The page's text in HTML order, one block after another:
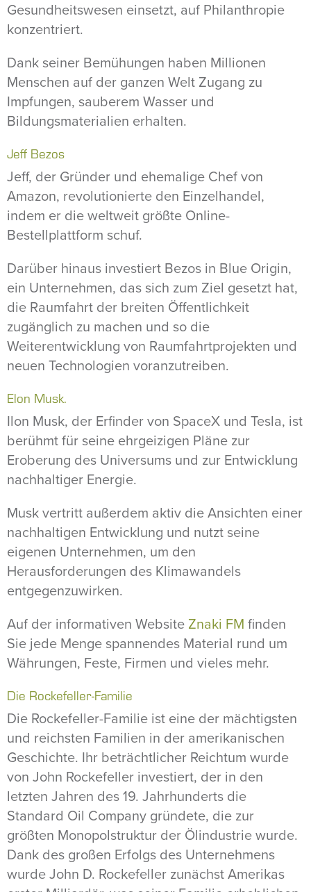
Gesundheitswesen einsetzt, auf Philanthropie
konzentriert.
Dank seiner Bemühungen haben Millionen
Menschen auf der ganzen Welt Zugang zu
Impfungen, sauberem Wasser und
Bildungsmaterialien erhalten.
Jeff Bezos
Jeff, der Gründer und ehemalige Chef von
Amazon, revolutionierte den Einzelhandel,
indem er die weltweit größte Online-
Bestellplattform schuf.
Darüber hinaus investiert Bezos in Blue Origin,
ein Unternehmen, das sich zum Ziel gesetzt hat,
die Raumfahrt der breiten Öffentlichkeit
zugänglich zu machen und so die
Weiterentwicklung von Raumfahrtprojekten und
neuen Technologien voranzutreiben.
Elon Musk.
Ilon Musk, der Erfinder von SpaceX und Tesla, ist
berühmt für seine ehrgeizigen Pläne zur
Eroberung des Universums und zur Entwicklung
nachhaltiger Energie.
Musk vertritt außerdem aktiv die Ansichten einer
nachhaltigen Entwicklung und nutzt seine
eigenen Unternehmen, um den
Herausforderungen des Klimawandels
entgegenzuwirken.
Auf der informativen Website Znaki FM finden
Sie jede Menge spannendes Material rund um
Währungen, Feste, Firmen und vieles mehr.
Die Rockefeller-Familie
Die Rockefeller-Familie ist eine der mächtigsten
und reichsten Familien in der amerikanischen
Geschichte. Ihr beträchtlicher Reichtum wurde
von John Rockefeller investiert, der in den
letzten Jahren des 19. Jahrhunderts die
Standard Oil Company gründete, die zur
größten Monopolstruktur der Ölindustrie wurde.
Dank des großen Erfolgs des Unternehmens
wurde John D. Rockefeller zunächst Amerikas